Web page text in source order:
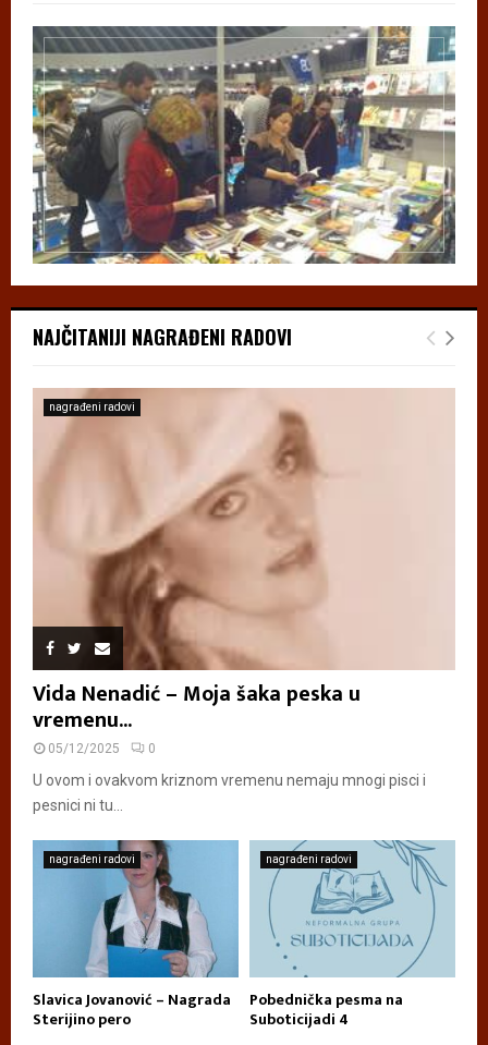
NAJČITANIJI NAGRAĐENI RADOVI
nagrađeni radovi
Vida Nenadić – Moja šaka peska u
vremenu...
05/12/2025 0
U ovom i ovakvom kriznom vremenu nemaju mnogi pisci i
pesnici ni tu...
nagrađeni radovi
Slavica Jovanović – Nagrada
Sterijino pero
nagrađeni radovi
Pobednička pesma na
Suboticijadi 4